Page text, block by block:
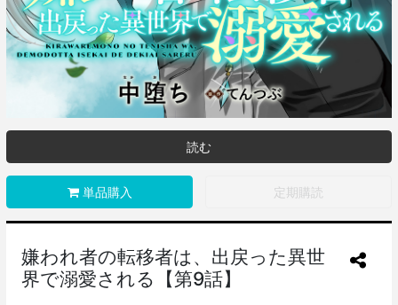
読む
単品購入 定期購読
嫌われ者の転移者は、出戻った異世
界で溺愛される【第9話】